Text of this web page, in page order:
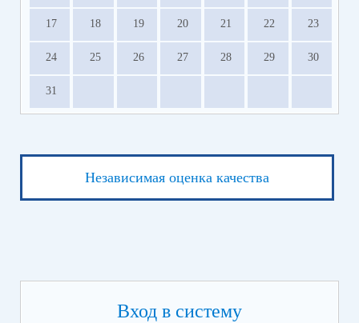
17 18 19 20 21 22 23
24 25 26 27 28 29 30
31
Независимая оценка качества
Вход в систему